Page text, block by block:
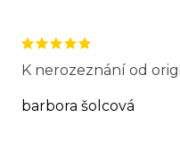
K nerozeznání od
barbora šolcová